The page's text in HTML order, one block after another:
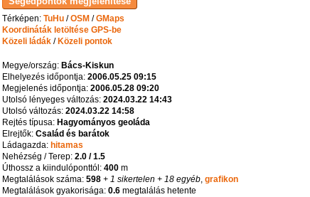
Térképen: TuHu/OSM /GMaps
Koordináták letöltése GPS-be
Közeli ládák/ Közeli pontok
Megye/ország: Bács-Kiskun
Elhelyezés időpontja: 2006.05.25 09:15
Megjelenés időpontja: 2006.05.28 09:20
Utolsó lényeges változás: 2024.03.22 14:43
Utolsó változás: 2024.03.22 14:58
Rejtés típusa: Hagyományos geoláda
Elrejtők: Család és barátok
Ládagazda: hitamas
Nehézség / Terep: 2.0 / 1.5
Úthossz a kiindulóponttól: 400m
Megtalálások száma: 598+ 1 sikertelen + 18 egyéb, grafikon
Megtalálások gyakorisága: 0.6megtalálás hetente